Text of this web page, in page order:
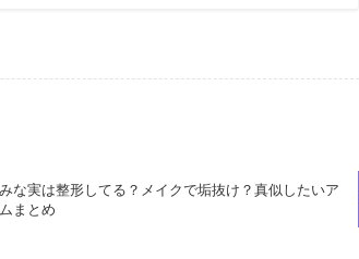
な実は整形してる？メイクで垢抜け？真似したいア
まとめ